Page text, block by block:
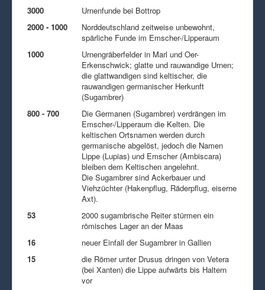
3000
Urnenfunde bei Bottrop
2000 - 1000
Norddeutschland zeitweise unbewohnt,
spärliche Funde im Emscher-/Lipperaum
1000
Urnengräberfelder in Marl und Oer-
Erkenschwick; glatte und rauwandige Urnen;
die glattwandigen sind keltischer, die
rauwandigen germanischer Herkunft
(Sugambrer)
800 - 700
Die Germanen (Sugambrer) verdrängen im
Emscher-/Lipperaum die Kelten. Die
keltischen Ortsnamen werden durch
germanische abgelöst, jedoch die Namen
Lippe (Lupias) und Emscher (Ambiscara)
bleiben dem Keltischen angelehnt.
Die Sugambrer sind Ackerbauer und
Viehzüchter (Hakenpflug, Räderpflug, eiserne
Axt).
53
2000 sugambrische Reiter stürmen ein
römisches Lager an der Maas
16
neuer Einfall der Sugambrer in Gallien
15
die Römer unter Drusus dringen von Vetera
(bei Xanten) die Lippe aufwärts bis Haltern
vor